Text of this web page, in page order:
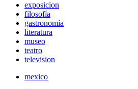
exposicion
filosofía
gastronomía
literatura
museo
teatro
television
mexico